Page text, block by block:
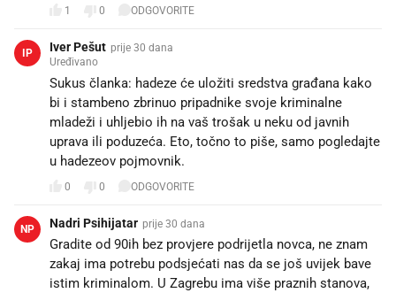
1 0 ODGOVORITE
IP Iver Pešut prije 30 dana
Uređivano
Sukus članka: hadeze će uložiti sredstva građana kako
bi i stambeno zbrinuo pripadnike svoje kriminalne
mladeži i uhljebio ih na vaš trošak u neku od javnih
uprava ili poduzeća. Eto, točno to piše, samo pogledajte
u hadezeov pojmovnik.
0 0 ODGOVORITE
NP Nadri Psihijatar prije 30 dana
Gradite od 90ih bez provjere podrijetla novca, ne znam
zakaj ima potrebu podsjećati nas da se još uvijek bave
istim kriminalom. U Zagrebu ima više praznih stanova,